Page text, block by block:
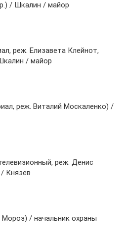
/ Шкалин / майор
реж. Елизавета Клейнот,
/ майор
реж. Виталий Москаленко) /
реж. Денис
Князев
/ начальник охраны